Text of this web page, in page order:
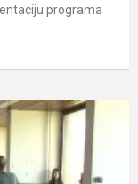
programa